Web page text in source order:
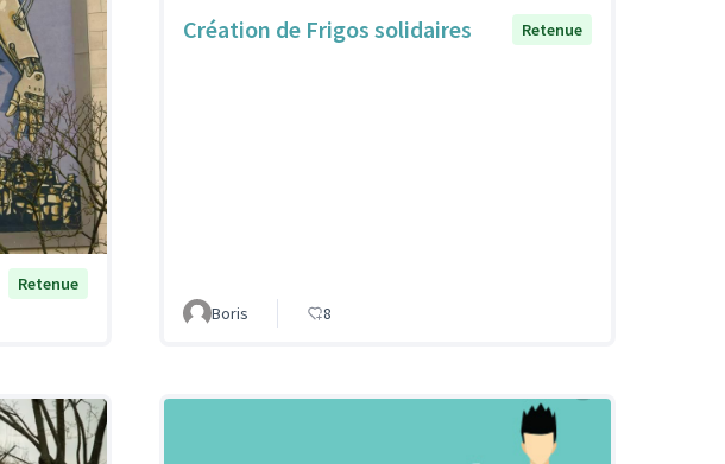
Retenue
Création de Frigos solidaires Retenue
Boris 8